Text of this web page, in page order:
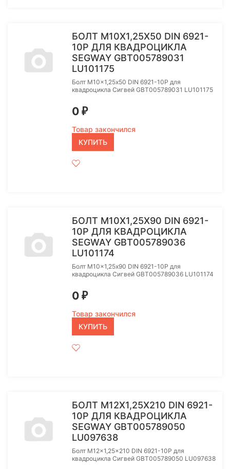
БОЛТ M10X1,25Х50 DIN 6921-
10P ДЛЯ КВАДРОЦИКЛА
SEGWAY GBT005789031
LU101175
Болт M10x1,25х50 DIN 6921-10P для
квадроцикла Сигвей GBT005789031 LU101175
0 ₽
Товар закончился
КУПИТЬ
БОЛТ M10X1,25Х90 DIN 6921-
10P ДЛЯ КВАДРОЦИКЛА
SEGWAY GBT005789036
LU101174
Болт M10x1,25х90 DIN 6921-10P для
квадроцикла Сигвей GBT005789036 LU101174
0 ₽
Товар закончился
КУПИТЬ
БОЛТ M12X1,25X210 DIN 6921-
10P ДЛЯ КВАДРОЦИКЛА
SEGWAY GBT005789050
LU097638
Болт M12x1,25x210 DIN 6921-10P для
квадроцикла Сигвей GBT005789050 LU097638